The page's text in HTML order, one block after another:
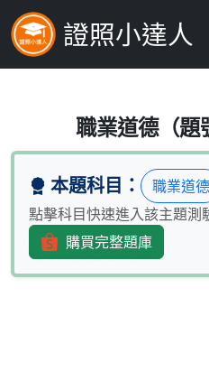
證照小達人
公司委任第三
職業道德（題
本題科目：
職業道德
點擊科目快速進入該主題測
購買完整題庫